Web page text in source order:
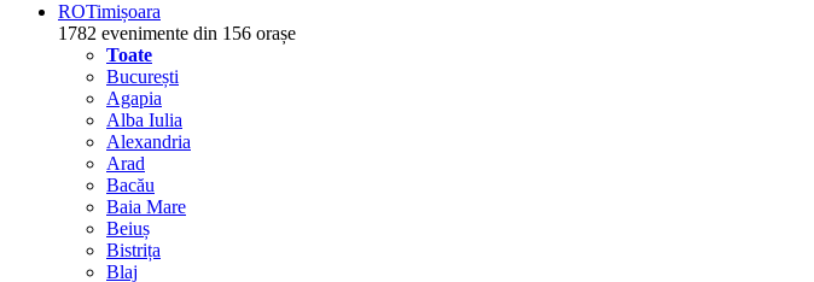
ROTimișoara
1782 evenimente din 156 orașe
Toate
București
Agapia
Alba Iulia
Alexandria
Arad
Bacău
Baia Mare
Beiuș
Bistrița
Blaj